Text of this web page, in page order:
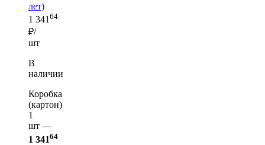
лет)
1 34164
₽/
шт
В
наличии
Коробка
(картон)
1
шт —
1 34164